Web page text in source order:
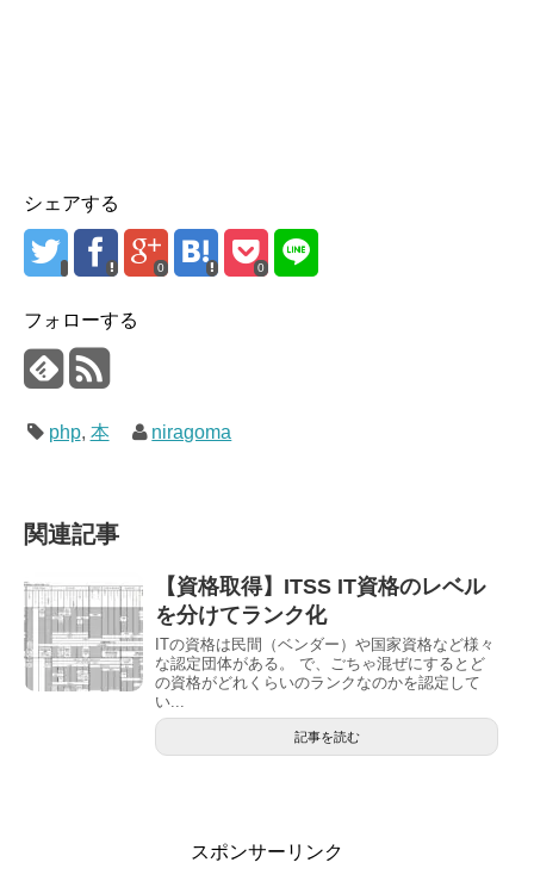
シェアする
0 0
フォローする
php, 本 niragoma
関連記事
【資格取得】ITSS IT資格のレベル
を分けてランク化
ITの資格は民間（ベンダー）や国家資格など様々
な認定団体がある。 で、ごちゃ混ぜにするとど
の資格がどれくらいのランクなのかを認定して
い...
記事を読む
スポンサーリンク